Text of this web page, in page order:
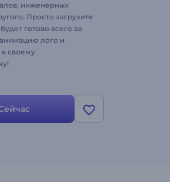
инженерных
Просто загрузите
готово всего за
лого и
своему